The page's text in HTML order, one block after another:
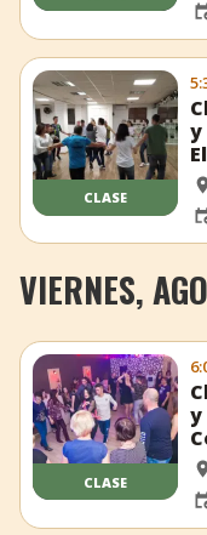
CLASE
y
VIERNES,
CLASE
y